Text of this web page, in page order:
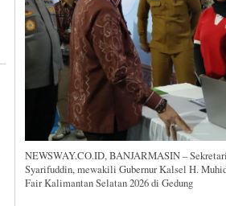
NEWSWAY.CO.ID, BANJARMASIN –
Syarifuddin, mewakili Gubernur Kalsel H.
Fair Kalimantan Selatan 2026 di Gedung